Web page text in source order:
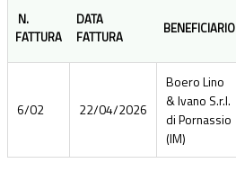
N.
FATTURA
DATA
FATTURA
BENEFICIARIO
6/02 22/04/2026
Boero Lino
& Ivano S.r.l.
di Pornassio
(IM)